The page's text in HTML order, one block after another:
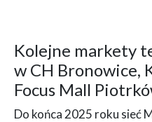
Kolejne markety
w CH Bronowice,
Focus Mall
Do końca 2025 roku sieć